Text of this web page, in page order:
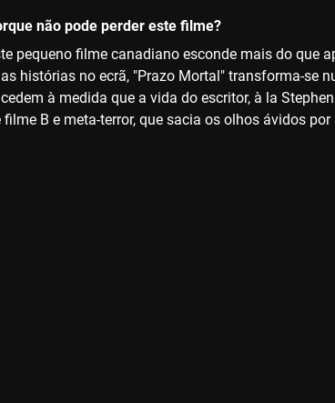
não pode perder este filme?
pequeno filme canadiano esconde mais do que
histórias no ecrã, "Prazo Mortal" transforma-se
à medida que a vida do escritor, à la
filme B e meta-terror, que sacia os olhos ávidos